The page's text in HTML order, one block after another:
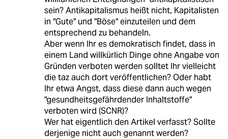
sein? Antikapitalismus heißt nicht, Kapitalisten
in "Gute" und "Böse" einzuteilen und dem
entsprechend zu behandeln.
Aber wenn Ihr es demokratisch findet, dass in
einem Land willkürlich Dinge ohne Angabe von
Gründen verboten werden solltet Ihr vielleicht
die taz auch dort veröffentlichen? Oder habt
Ihr etwa Angst, dass diese dann auch wegen
"gesundheitsgefährdender Inhaltstoffe"
verboten wird (SCNR)?
Wer hat eigentlich den Artikel verfasst? Sollte
derjenige nicht auch genannt werden?